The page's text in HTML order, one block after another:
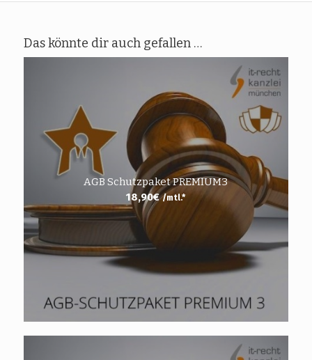
Das könnte dir auch gefallen …
AGB Schutzpaket PREMIUM3
18,90€ /mtl.*